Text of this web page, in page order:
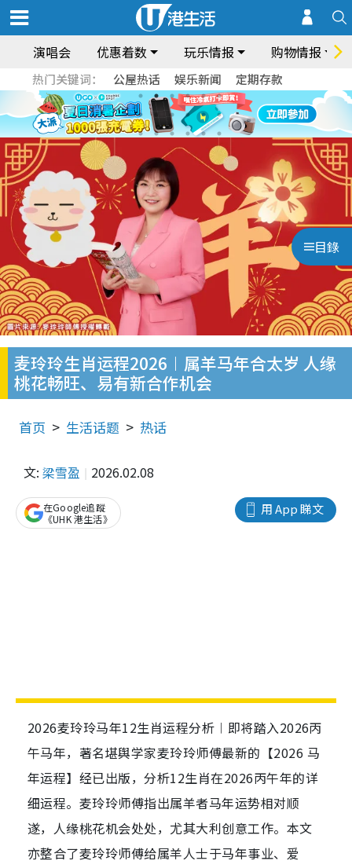
演唱会 优惠着数 玩乐情报 购物情报
热门关键词： 公屋热话 娱乐新闻 定期存款
目錄
麦玲玲生肖运程2026︱属羊马年合太岁 人缘
桃花畅旺、易有新合作机会
首页 生活话题 热话
文: 梁雪盈 2026.02.08
用 App 睇文
在Google追蹤
《UHK 港生活》
2026麦玲玲马年12生肖运程分析︱即将踏入2026丙
午马年，著名堪舆学家麦玲玲师傅最新的【2026 马
年运程】经已出版，分析12生肖在2026丙午年的详
细运程。麦玲玲师傅指出属羊者马年运势相对顺
遂，人缘桃花机会处处，尤其大利创意工作。本文
亦整合了麦玲玲师傅给属羊人士于马年事业、爱